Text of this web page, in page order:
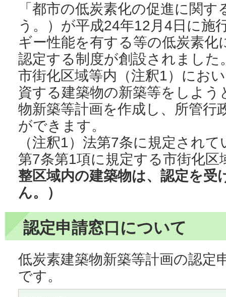
「都市の低炭素化の促進に関
う。）が平成24年12月4日に施
ギー性能を有する等の低炭素化
認定する制度が創設されました
市街化区域等内（注釈1）にお
資する建築物の新築等をしよ
物新築等計画を作成し、所管行
ができます。
（注釈1）法第7条に規定され
第7条第1項に規定する市街化区
整区域内の建築物は、認定を受
ん。）
認定申請窓口について
低炭素建築物新築等計画の認定
です。